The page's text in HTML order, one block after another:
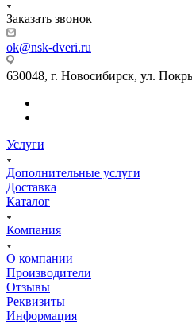
Заказать звонок
ok@nsk-dveri.ru
630048, г. Новосибирск, ул.
Услуги
Дополнительные услуги
Доставка
Каталог
Компания
О компании
Производители
Отзывы
Реквизиты
Информация